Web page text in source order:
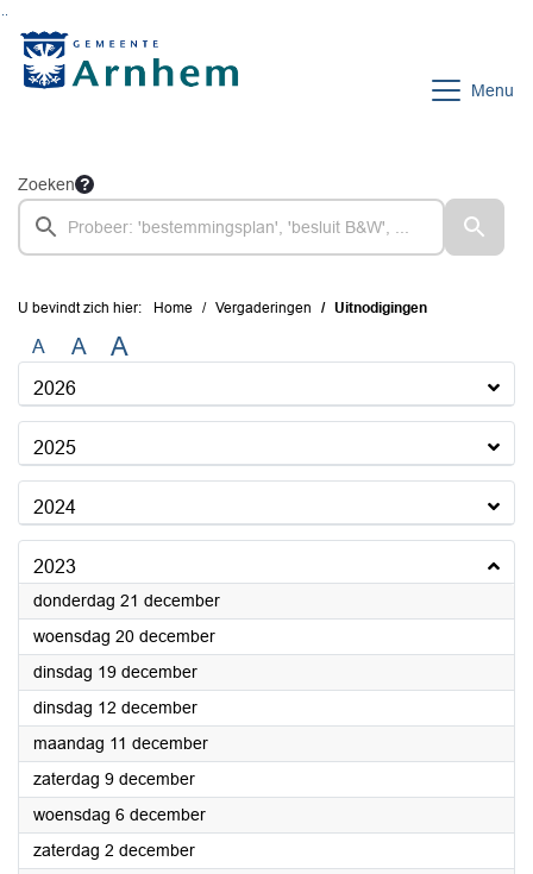
Menu
Zoeken
U bevindt zich hier: Home Vergaderingen Uitnodigingen
A A A
2026
2025
2024
2023
donderdag 21 december2023
woensdag 20 december2023
dinsdag 19 december2023
dinsdag 12 december2023
maandag 11 december2023
zaterdag 9 december2023
woensdag 6 december2023
zaterdag 2 december2023